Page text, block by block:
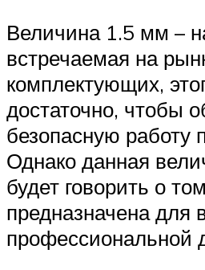
Величина 1.5 мм –
встречаемая на
комплектующих,
достаточно, чтобы
безопасную работу
Однако данная
будет говорить о
предназначена для
профессиональной